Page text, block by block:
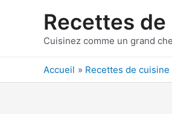
Recettes
Cuisinez comme un grand
Accueil Recettes de cuisine